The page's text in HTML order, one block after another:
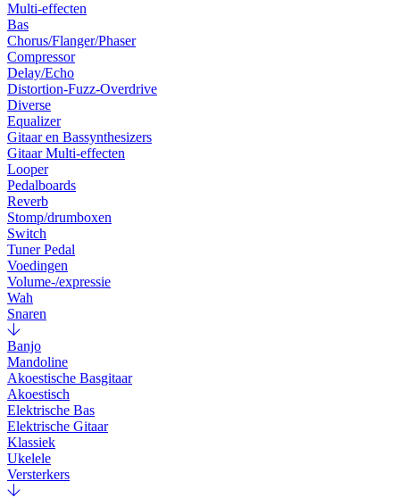
Multi-effecten
Bas
Chorus/Flanger/Phaser
Compressor
Delay/Echo
Distortion-Fuzz-Overdrive
Diverse
Equalizer
Gitaar en Bassynthesizers
Gitaar Multi-effecten
Looper
Pedalboards
Reverb
Stomp/drumboxen
Switch
Tuner Pedal
Voedingen
Volume-/expressie
Wah
Snaren
Banjo
Mandoline
Akoestische Basgitaar
Akoestisch
Elektrische Bas
Elektrische Gitaar
Klassiek
Ukelele
Versterkers